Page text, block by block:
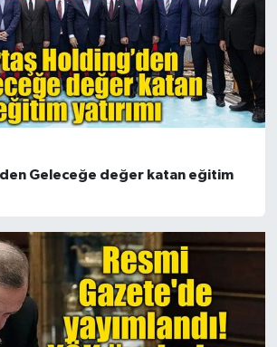
Geleceğe değer katan eğitim